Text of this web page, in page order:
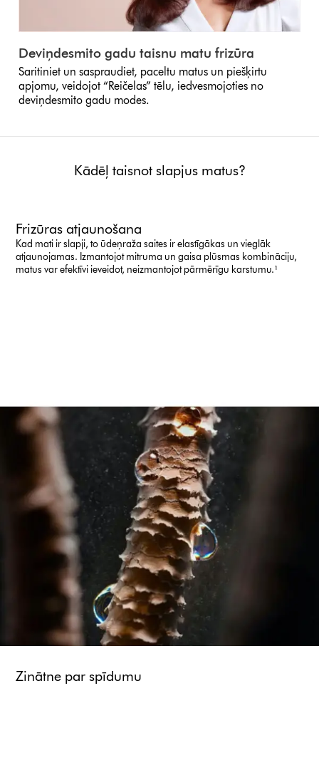
Deviņdesmito gadu taisnu matu frizūra
Saritiniet un saspraudiet, paceltu matus un piešķirtu
apjomu, veidojot “Reičelas” tēlu, iedvesmojoties no
deviņdesmito gadu modes.
Kādēļ taisnot slapjus matus?
Frizūras atjaunošana
Kad mati ir slapji, to ūdeņraža saites ir elastīgākas un vieglāk
atjaunojamas. Izmantojot mitruma un gaisa plūsmas kombināciju,
matus var efektīvi ieveidot, neizmantojot pārmērīgu karstumu.¹
Zinātne par spīdumu